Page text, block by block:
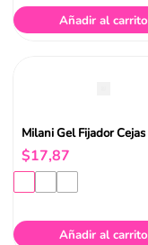
Añadir al carrito
Milani Gel Fijador Cejas
$17,87
Añadir al carrito